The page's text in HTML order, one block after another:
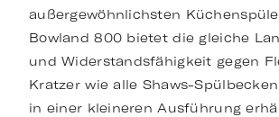
außergewöhnlichsten
Bowland 800 bietet die gleiche
und Widerstandsfähigkeit gegen
Kratzer wie alle Shaws-
in einer kleineren Ausführung